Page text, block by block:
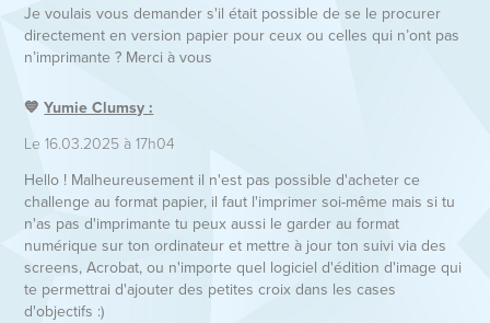
Je voulais vous demander s'il était possible de se le procurer
directement en version papier pour ceux ou celles qui n’ont pas
n’imprimante ? Merci à vous
💙Yumie Clumsy :
Le 16.03.2025 à 17h04
Hello ! Malheureusement il n'est pas possible d'acheter ce
challenge au format papier, il faut l'imprimer soi-même mais si tu
n'as pas d'imprimante tu peux aussi le garder au format
numérique sur ton ordinateur et mettre à jour ton suivi via des
screens, Acrobat, ou n'importe quel logiciel d'édition d'image qui
te permettrai d'ajouter des petites croix dans les cases
d'objectifs :)